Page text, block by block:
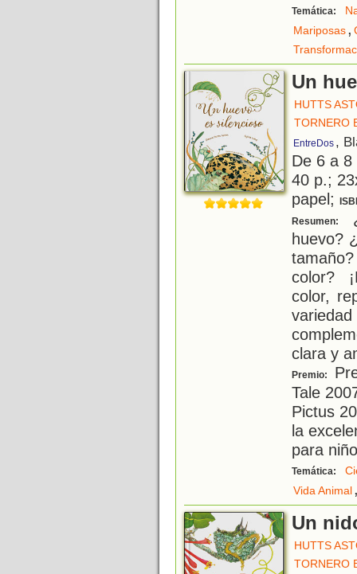
Temática:
Mariposas,
Un
HUTTS
TORNERO
EntreDos ,
De 6 a
40 p.;
papel;
Resumen:
huevo?
color?
color,
clara y
Premio:
Tale
Pictus
la
para
Temática:
Vida Animal
Un
HUTTS
TORNERO